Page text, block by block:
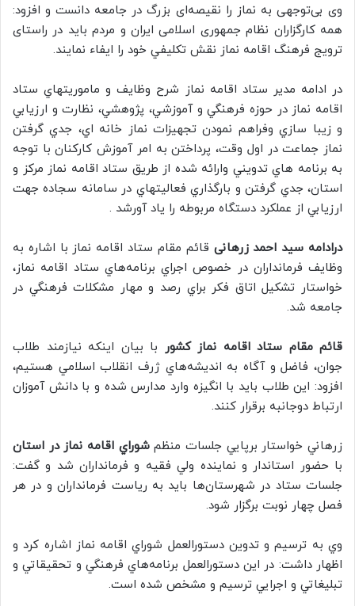
وی بی‌توجهی به نماز را نقيصه‌ای بزرگ در جامعه دانست و افزود:
همه كارگزاران نظام جمهوری اسلامی ايران و مردم بايد در راستای
ترويج فرهنگ اقامه نماز نقش تكليفي خود را ايفاء نمايند.
در ادامه مدير ستاد اقامه نماز شرح وظايف و ماموريتهاي ستاد
اقامه نماز در حوزه فرهنگي و آموزشي، پژوهشي، نظارت و ارزيابي
و زيبا سازي وفراهم نمودن تجهيزات نماز خانه اي، جدي گرفتن
نماز جماعت در اول وقت، پرداختن به امر آموزش كاركنان با توجه
به برنامه هاي تدويني وارائه شده از طريق ستاد اقامه نماز مركز و
استان، جدي گرفتن و بارگذاري فعاليتهاي در سامانه سجاده جهت
ارزيابي از عملكرد دستگاه مربوطه را ياد آورشد .
درادامه سید احمد زرهانی قائم مقام ستاد اقامه نماز با اشاره به
وظايف فرمانداران در خصوص اجراي برنامه‌هاي ستاد اقامه نماز،
خواستار تشكيل اتاق فكر براي رصد و مهار مشكلات فرهنگي در
جامعه شد.
قائم مقام ستاد اقامه نماز كشور
با بيان اينكه نيازمند طلاب
جوان، فاضل و آگاه به انديشه‌هاي ژرف انقلاب اسلامي هستيم،
افزود: اين طلاب بايد با انگيزه وارد مدارس شده و با دانش آموزان
ارتباط دوجانبه برقرار كنند.
زرهاني خواستار برپايي جلسات منظمشوراي اقامه نماز در استان
با حضور استاندار و نماينده ولي فقيه و فرمانداران شد و گفت:
جلسات ستاد در شهرستان‌ها بايد به رياست فرمانداران و در هر
فصل چهار نوبت برگزار شود.
وي به ترسيم و تدوين دستورالعمل شوراي اقامه نماز اشاره كرد و
اظهار داشت: در اين دستورالعمل برنامه‌هاي فرهنگي و تحقيقاتي و
تبليغاتي و اجرايي ترسيم و مشخص شده است.